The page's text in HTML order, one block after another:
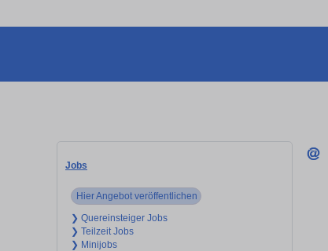
Jobs
Hier Angebot veröffentlichen
❯ Quereinsteiger Jobs
❯ Teilzeit Jobs
❯ Minijobs